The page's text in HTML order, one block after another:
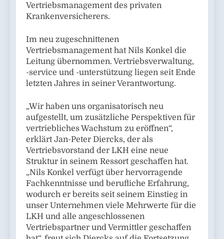
Vertriebsmanagement des privaten
Krankenversicherers.
Im neu zugeschnittenen
Vertriebsmanagement hat Nils Konkel die
Leitung übernommen. Vertriebsverwaltung,
-service und -unterstützung liegen seit Ende
letzten Jahres in seiner Verantwortung.
„Wir haben uns organisatorisch neu
aufgestellt, um zusätzliche Perspektiven für
vertriebliches Wachstum zu eröffnen“,
erklärt Jan-Peter Diercks, der als
Vertriebsvorstand der LKH eine neue
Struktur in seinem Ressort geschaffen hat.
„Nils Konkel verfügt über hervorragende
Fachkenntnisse und berufliche Erfahrung,
wodurch er bereits seit seinem Einstieg in
unser Unternehmen viele Mehrwerte für die
LKH und alle angeschlossenen
Vertriebspartner und Vermittler geschaffen